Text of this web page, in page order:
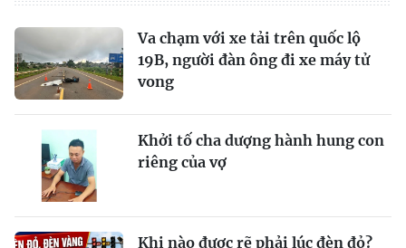
Va chạm với xe tải trên quốc lộ
19B, người đàn ông đi xe máy tử
vong
Khởi tố cha dượng hành hung con
riêng của vợ
Khi nào được rẽ phải lúc đèn đỏ?